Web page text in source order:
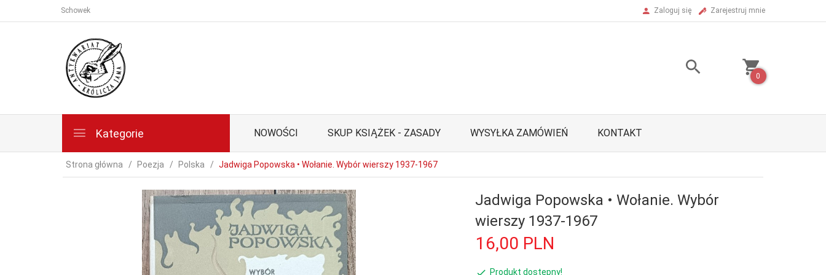
Schowek Zaloguj się Zarejestruj mnie
0
Kategorie NOWOŚCI SKUP KSIĄŻEK - ZASADY WYSYŁKA ZAMÓWIEŃ KONTAKT
Strona główna Poezja Polska Jadwiga Popowska • Wołanie. Wybór wierszy 1937-1967
Jadwiga Popowska • Wołanie. Wybór
wierszy 1937-1967
16,00 PLN
Produkt dostępny!